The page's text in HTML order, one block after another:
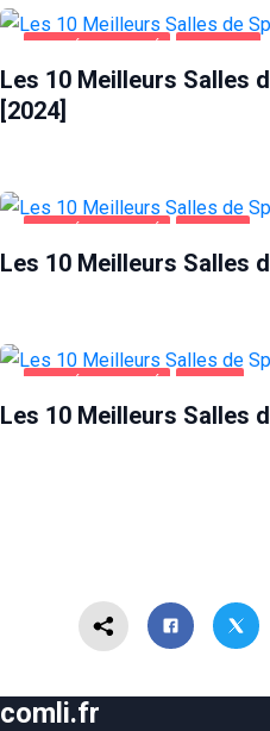
SANTÉ ET BEAUTÉ VALENCE
Les 10 Meilleurs Salles
[2024]
SANTÉ ET BEAUTÉ TROYES
Les 10 Meilleurs Salles
SANTÉ ET BEAUTÉ TOURS
Les 10 Meilleurs Salles
comli.fr